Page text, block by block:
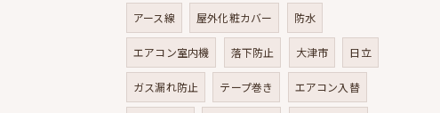
アース線 屋外化粧カバー 防水
エアコン室内機 落下防止 大津市 日立
ガス漏れ防止 テープ巻き エアコン入替